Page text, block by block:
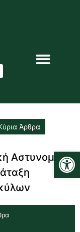
Άρθρα
Αστυνομική